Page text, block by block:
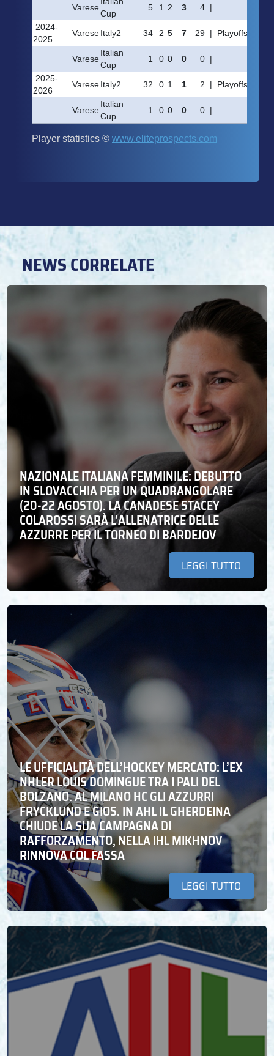
NEWS CORRELATE
NAZIONALE ITALIANA FEMMINILE: DEBUTTO
IN SLOVACCHIA PER UN QUADRANGOLARE
(20-22 AGOSTO). LA CANADESE STACEY
COLAROSSI SARÀ L’ALLENATRICE DELLE
AZZURRE PER IL TORNEO DI BARDEJOV
LEGGI TUTTO
LE UFFICIALITÀ DELL’HOCKEY MERCATO: L’EX
NHLER LOUIS DOMINGUE TRA I PALI DEL
BOLZANO. AL MILANO HC GLI AZZURRI
FRYCKLUND E GIOS. IN AHL IL GHERDEINA
CHIUDE LA SUA CAMPAGNA DI
RAFFORZAMENTO, NELLA IHL MIKHNOV
RINNOVA COL FASSA
LEGGI TUTTO